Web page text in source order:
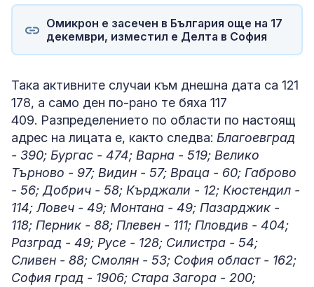
Омикрон е засечен в България още на 17
декември, изместил е Делта в София
Така активните случаи към днешна дата са 121
178, а само ден по-рано те бяха 117
409. Разпределението по области по настоящ
адрес на лицата е, както следва: Благоевград
- 390; Бургас - 474; Варна - 519; Велико
Търново - 97; Видин - 57; Враца - 60; Габрово
- 56; Добрич - 58; Кърджали - 12; Кюстендил -
114; Ловеч - 49; Монтана - 49; Пазарджик -
118; Перник - 88; Плевен - 111; Пловдив - 404;
Разград - 49; Русе - 128; Силистра - 54;
Сливен - 88; Смолян - 53; София област - 162;
София град - 1906; Стара Загора - 200;